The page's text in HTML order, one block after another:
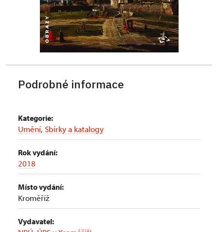
Podrobné informace
Kategorie:
Umění, Sbírky a katalogy
Rok vydání:
2018
Místo vydání:
Kroměříž
Vydavatel: